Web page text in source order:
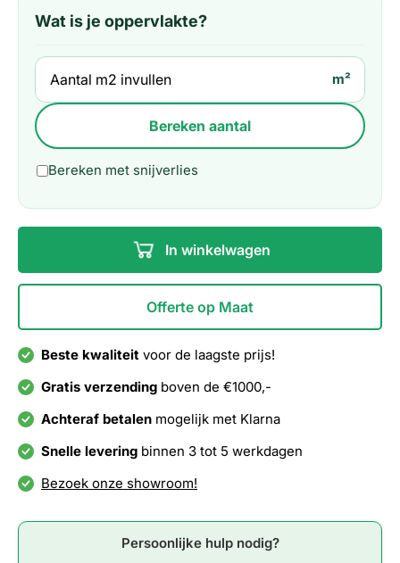
Wat is je oppervlakte?
m²
Bereken aantal
Bereken met snijverlies
In winkelwagen
Offerte op Maat
Beste kwaliteit voor de laagste prijs!
Gratis verzending boven de €1000,-
Achteraf betalen mogelijk met Klarna
Snelle levering binnen 3 tot 5 werkdagen
Bezoek onze showroom!
Persoonlijke hulp nodig?